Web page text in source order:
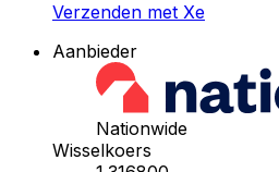
Verzenden met Xe
Aanbieder
Nationwide
Wisselkoers